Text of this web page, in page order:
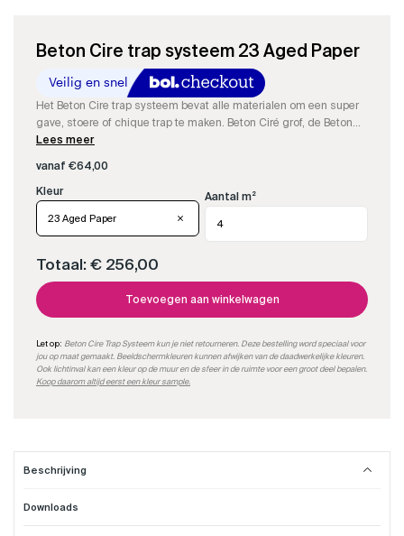
Beton Cire trap systeem 23 Aged Paper
Het Beton Cire trap systeem bevat alle materialen om een super
gave, stoere of chique trap te maken. Beton Ciré grof, de Beton
Cire fijn, de resin om aan te maken, kleurstof, impregneer en
Lees meer
vanaf €64,00
23 Aged Paper
Aantal m²
Totaal: € 256,00
Toevoegen aan winkelwagen
Let op: Beton Cire Trap Systeem kun je niet retourneren. Deze bestelling word speciaal voor
jou op maat gemaakt. Beeldschermkleuren kunnen afwijken van de daadwerkelijke kleuren.
Ook lichtinval kan een kleur op de muur en de sfeer in de ruimte voor een groot deel bepalen.
Koop daarom altijd eerst een kleur sample.
Beschrijving
Downloads
Beton Cire trap systeem.